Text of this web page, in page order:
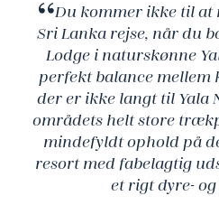
direkte adgang til den
Wirawila. Tættere kommer
dyre- og fugleliv, der
område af Sri Lanka.
Du bliver forkælet med
smagfulde srilankanske
på Flameback Eco Lodge.
økologiske råvarer, der er
Du kommer ikke til at
Sri Lanka rejse, når du
Lodge i naturskønne
perfekt balance mellem
der er ikke langt til Yala
områdets helt store
mindefyldt ophold på
resort med fabelagtig
et rigt dyre-